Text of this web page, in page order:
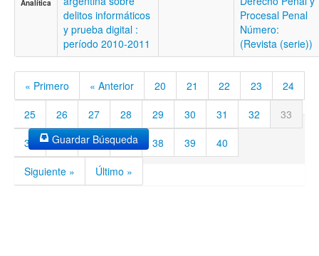
Analítica
delitos informáticos
y prueba digital :
período 2010-2011
Procesal Penal
Número:
(Revista (serie))
« Primero « Anterior 20 21 22 23
24
25
26 27 28 29 30 31 32
33
34
35 36 37 38 39
40
Siguiente »
Último »
Guardar Búsqueda